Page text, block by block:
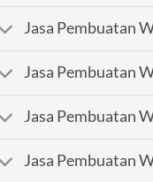
Jasa Pembuatan
Jasa Pembuatan
Jasa Pembuatan
Jasa Pembuatan